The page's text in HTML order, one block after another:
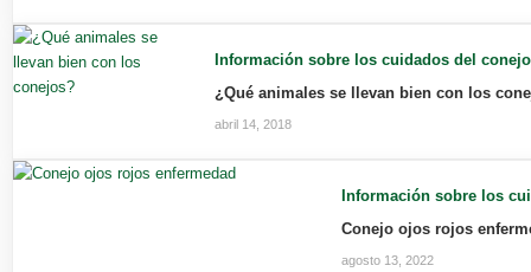
Información sobre los cuidados del conejo
¿Qué animales se llevan bien con los
abril 14, 2018
Información sobre los
Conejo ojos rojos
agosto 13, 2022